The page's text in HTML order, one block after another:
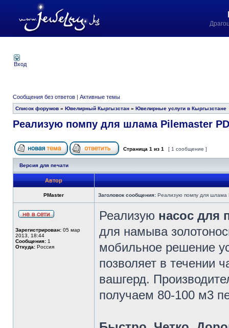
Вход
Сообщения без ответов | Активные темы
Список форумов » Ювелирный Кыргызстан » Ювелирные услуги в Кыргызстане
Реализую помпу для шлама Pilemaster
Страница 1 из 1 [ 1 сообщение ]
Версия для печати
Автор
PMaster Заголовок сообщения: Реализую помпу для шлама
Зарегистрирован: 05 мар
2013, 18:44
Сообщения: 1
Откуда: Россия
Реализую насос для
для намыва
мобильное решение
позволяет в течении
вашгерд.
получаем 80-100 м3